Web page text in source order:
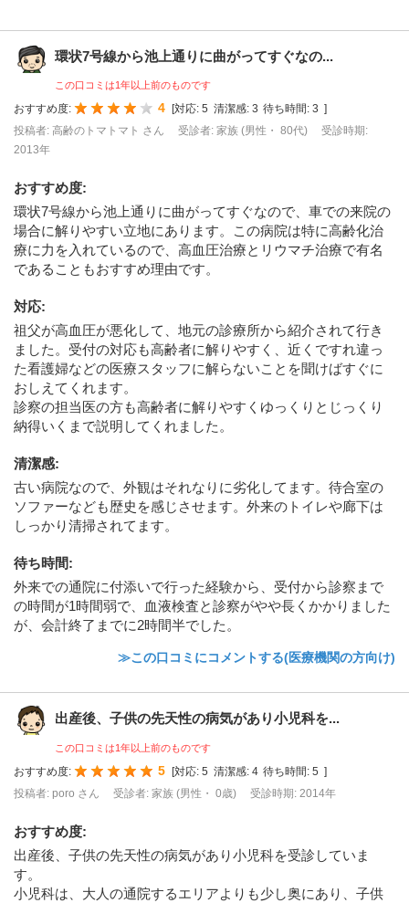
環状7号線から池上通りに曲がってすぐなの...
この口コミは1年以上前のものです
おすすめ度: 4 対応: 5 清潔感: 3 待ち時間: 3
投稿者: 高齢のトマトマト さん
受診者: 家族 (男性・ 80代)
受診時期:
2013年
おすすめ度:
環状7号線から池上通りに曲がってすぐなので、車での来院の
場合に解りやすい立地にあります。この病院は特に高齢化治
療に力を入れているので、高血圧治療とリウマチ治療で有名
であることもおすすめ理由です。
対応:
祖父が高血圧が悪化して、地元の診療所から紹介されて行き
ました。受付の対応も高齢者に解りやすく、近くですれ違っ
た看護婦などの医療スタッフに解らないことを聞けばすぐに
おしえてくれます。
診察の担当医の方も高齢者に解りやすくゆっくりとじっくり
納得いくまで説明してくれました。
清潔感:
古い病院なので、外観はそれなりに劣化してます。待合室の
ソファーなども歴史を感じさせます。外来のトイレや廊下は
しっかり清掃されてます。
待ち時間:
外来での通院に付添いで行った経験から、受付から診察まで
の時間が1時間弱で、血液検査と診察がやや長くかかりました
が、会計終了までに2時間半でした。
≫この口コミにコメントする(医療機関の方向け)
出産後、子供の先天性の病気があり小児科を...
この口コミは1年以上前のものです
おすすめ度: 5 [対応: 5 清潔感: 4 待ち時間: 5 ]
投稿者: poro さん
受診者: 家族 (男性・ 0歳) 受診時期: 2014年
おすすめ度:
出産後、子供の先天性の病気があり小児科を受診していま
す。
小児科は、大人の通院するエリアよりも少し奥にあり、子供